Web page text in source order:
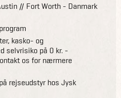
// Fort Worth - Danmark
kasko- og
selvrisiko på 0 kr. -
os for nærmere
rejseudstyr hos Jysk